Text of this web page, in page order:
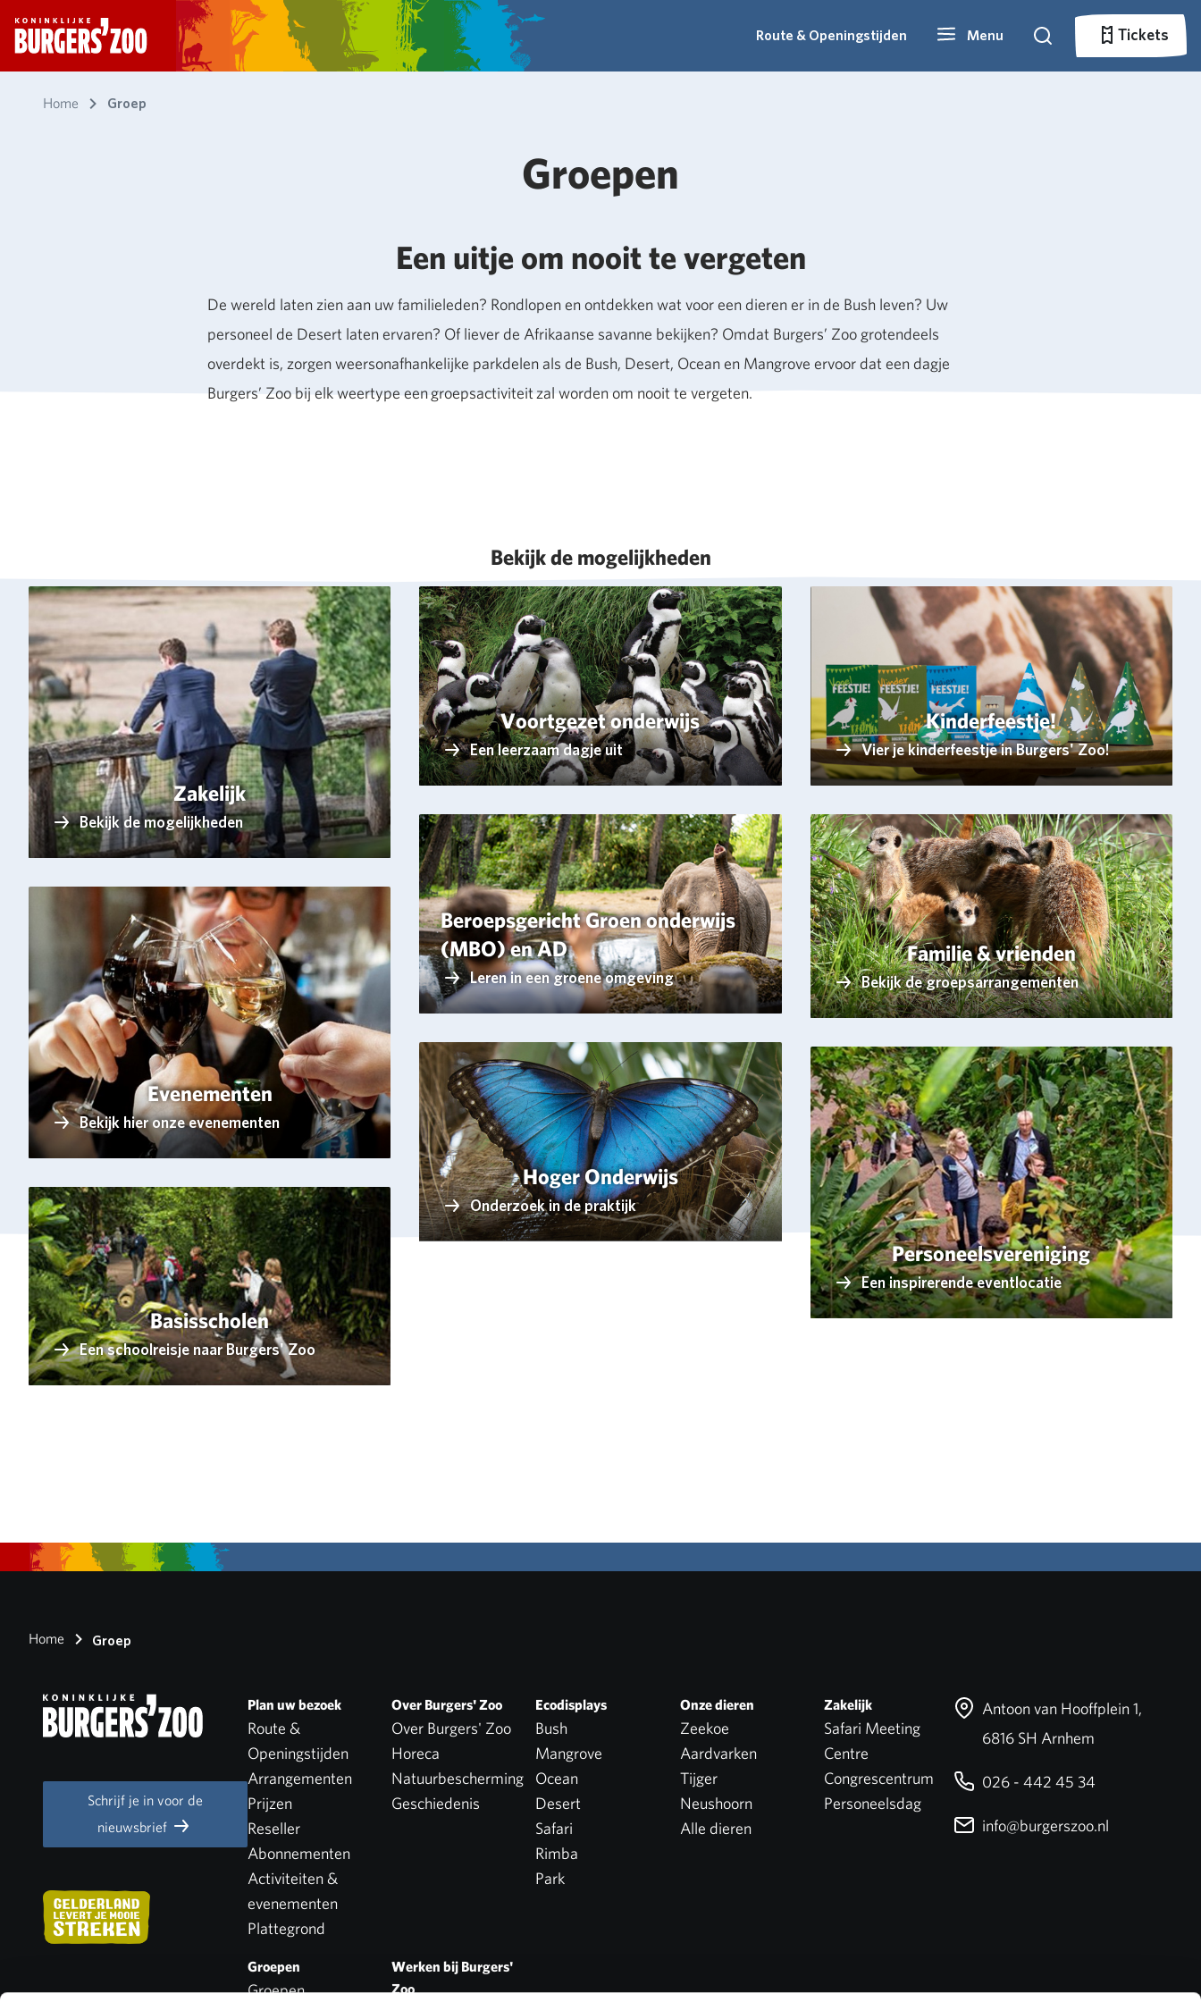
- Homepagina Route & Openingstijden Menu Zoeken Tickets
Tickets
Home Groep
Groepen
Een uitje om nooit te vergeten
De wereld laten zien aan uw familieleden? Rondlopen en ontdekken wat voor een dieren er in de Bush leven? Uw
personeel de Desert laten ervaren? Of liever de Afrikaanse savanne bekijken? Omdat Burgers’ Zoo grotendeels
overdekt is, zorgen weersonafhankelijke parkdelen als de Bush, Desert, Ocean en Mangrove ervoor dat een dagje
Burgers’ Zoo bij elk weertype een groepsactiviteit zal worden om nooit te vergeten.
Bekijk de mogelijkheden
Zakelijk
Bekijk de mogelijkheden
Evenementen
Bekijk hier onze evenementen
Basisscholen
Een schoolreisje naar Burgers' Zoo
Voortgezet onderwijs
Een leerzaam dagje uit
Beroepsgericht Groen onderwijs
(MBO) en AD
Leren in een groene omgeving
Hoger Onderwijs
Onderzoek in de praktijk
Kinderfeestje!
Vier je kinderfeestje in Burgers' Zoo!
Familie & vrienden
Bekijk de groepsarrangementen
Personeelsvereniging
Een inspirerende eventlocatie
Home Groep
Schrijf je in voor de
nieuwsbrief
Plan uw bezoek
Route &
Openingstijden
Arrangementen
Prijzen
Reseller
Abonnementen
Activiteiten &
evenementen
Plattegrond
Over Burgers' Zoo
Over Burgers' Zoo
Horeca
Natuurbescherming
Geschiedenis
Ecodisplays
Bush
Mangrove
Ocean
Desert
Safari
Rimba
Park
Onze dieren
Zeekoe
Aardvarken
Tijger
Neushoorn
Alle dieren
Zakelijk
Safari Meeting
Centre
Congrescentrum
Personeelsdag
Groepen
Groepen
Werken bij Burgers'
Zoo
Antoon van Hooffplein 1,
6816 SH Arnhem
026 - 442 45 34
info@burgerszoo.nl